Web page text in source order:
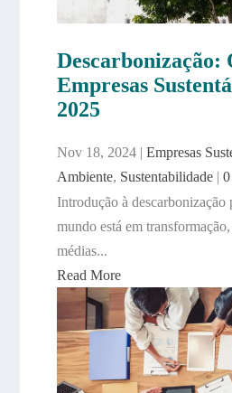
Descarbonização:
Empresas
2025
Nov 18, 2024| Empresas
Ambiente, Sustentabilidade| 0
Introdução à descarbonização
mundo está em transformação,
médias...
Read More